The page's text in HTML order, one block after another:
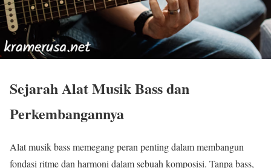
Sejarah Alat Musik Bass dan
Perkembangannya
Alat musik bass memegang peran penting dalam membangun
fondasi ritme dan harmoni dalam sebuah komposisi. Tanpa bass,